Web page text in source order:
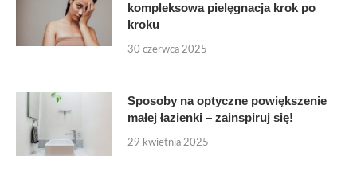
kompleksowa pielęgnacja krok po
kroku
30 czerwca 2025
Sposoby na optyczne powiększenie
małej łazienki – zainspiruj się!
29 kwietnia 2025